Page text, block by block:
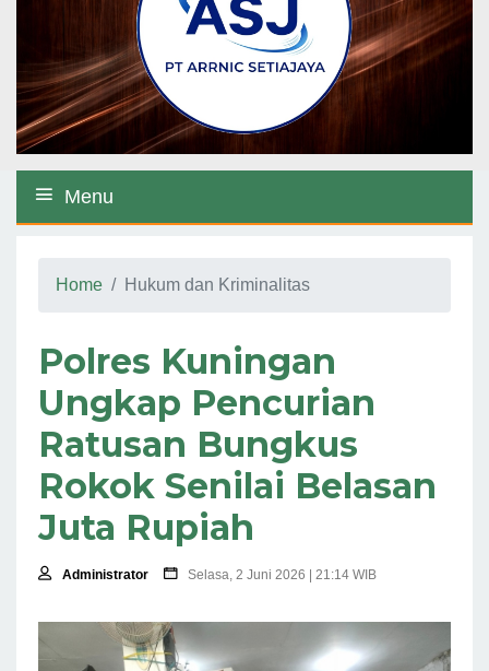
Menu
Home Hukum dan Kriminalitas
Polres Kuningan
Ungkap Pencurian
Ratusan Bungkus
Rokok Senilai Belasan
Juta Rupiah
Administrator Selasa, 2 Juni 2026 | 21:14 WIB